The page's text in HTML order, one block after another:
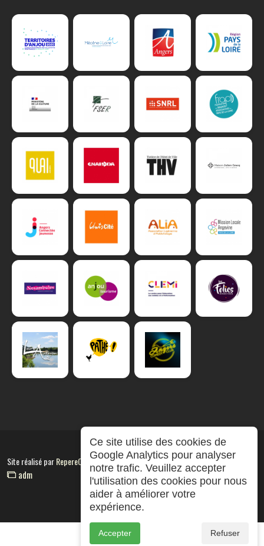
Site réalisé parRepereCom
adm
Ce site utilise des cookies de
Google Analytics pour analyser
notre trafic. Veuillez accepter
l'utilisation des cookies pour nous
aider à améliorer votre
expérience.
Accepter Refuser